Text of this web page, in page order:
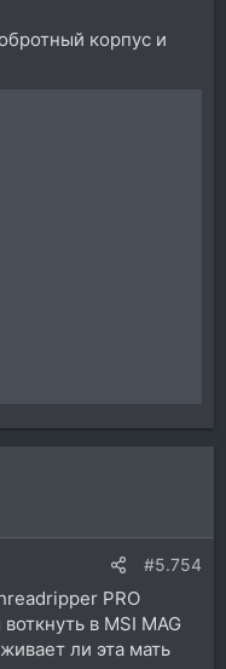
корпус и
#5.754
PRO
в MSI MAG
ли эта мать